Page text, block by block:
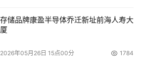
业知识的系统学习阶段和项目开发实
存储品牌康盈半导体乔迁新址前海人寿大
厦
2026年05月26日 15点00分 1784